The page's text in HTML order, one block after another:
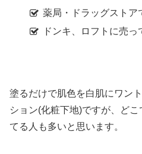
薬局・ドラッグストア
ドンキ、ロフトに売っ
塗るだけで肌色を白肌にワン
ション(化粧下地)ですが、ど
てる人も多いと思います。